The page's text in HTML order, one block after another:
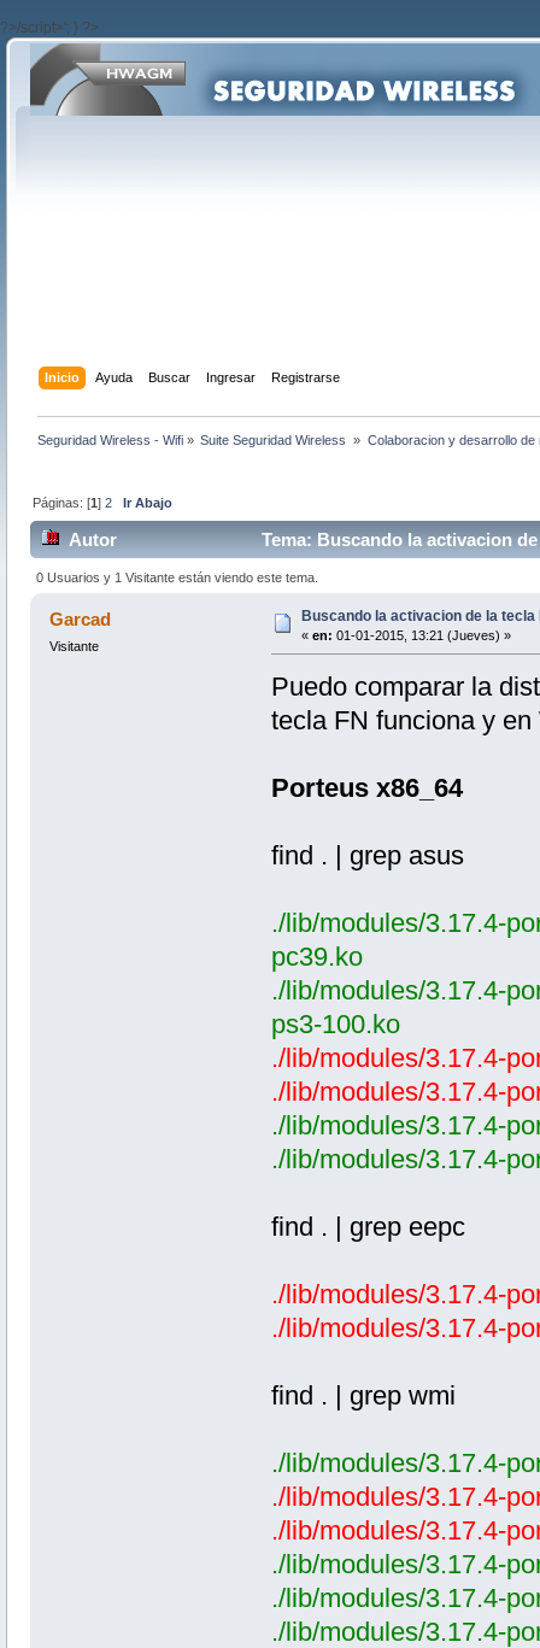
?>/script>'; } ?>
Inicio Ayuda Buscar Ingresar Registrarse
Seguridad Wireless - Wifi » Suite Seguridad Wireless » Colaboracion y desarrollo de
Páginas: [1]2 Ir Abajo
Autor Tema: Buscando la activacion
0 Usuarios y 1 Visitante están viendo este tema.
Garcad
Visitante
Buscando la activacion de la tecla
« en: 01-01-2015, 13:21 (Jueves) »
Puedo comparar la
tecla FN funciona y
Porteus x86_64
find . | grep asus
./lib/modules/3.17.4-
pc39.ko
./lib/modules/3.17.4-
ps3-100.ko
./lib/modules/3.17.4-
./lib/modules/3.17.4-
./lib/modules/3.17.4-
./lib/modules/3.17.4-
find . | grep eepc
./lib/modules/3.17.4-
./lib/modules/3.17.4-
find . | grep wmi
./lib/modules/3.17.4-
./lib/modules/3.17.4-
./lib/modules/3.17.4-
./lib/modules/3.17.4-
./lib/modules/3.17.4-
./lib/modules/3.17.4-